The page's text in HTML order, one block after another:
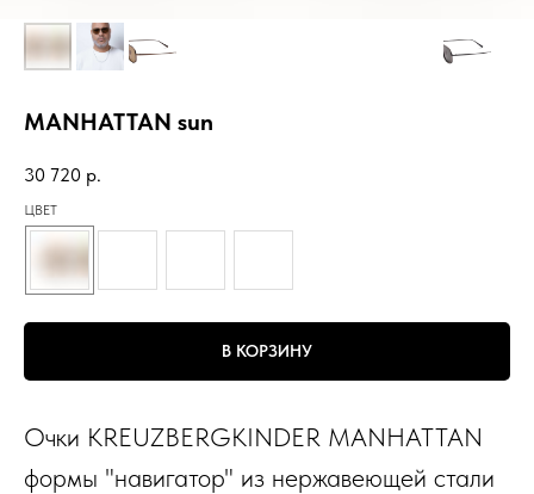
MANHATTAN sun
30 720 р.
ЦВЕТ
В КОРЗИНУ
Очки KREUZBERGKINDER MANHATTAN
формы "навигатор" из нержавеющей стали